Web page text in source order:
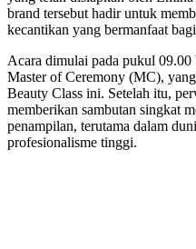
brand tersebut hadir untuk
kecantikan yang bermanfaat
Acara dimulai pada pukul
Master of Ceremony (MC),
Beauty Class ini. Setelah itu,
memberikan sambutan singkat
penampilan, terutama dalam
profesionalisme tinggi.